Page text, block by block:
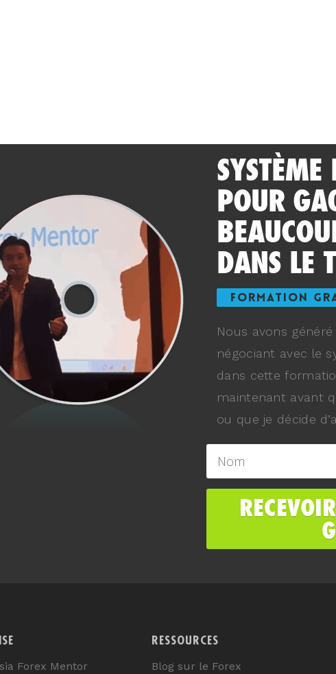
POUR
DANS LE
FORMATION
Nous avons
négociant avec le
dans cette
maintenant avant
ou que je décide
Forex Mentor
RESSOURCES
Blog sur le Forex